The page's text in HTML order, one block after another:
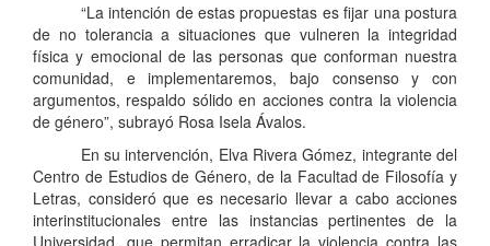
“La intención de estas propuestas es fijar una postura
de no tolerancia a situaciones que vulneren la integridad
física y emocional de las personas que conforman nuestra
comunidad, e implementaremos, bajo consenso y con
argumentos, respaldo sólido en acciones contra la violencia
de género”, subrayó Rosa Isela Ávalos.
En su intervención, Elva Rivera Gómez, integrante del
Centro de Estudios de Género, de la Facultad de Filosofía y
Letras, consideró que es necesario llevar a cabo acciones
interinstitucionales entre las instancias pertinentes de la